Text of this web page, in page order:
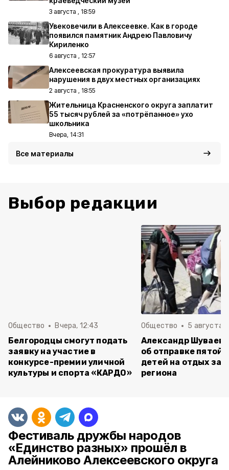
3 августа , 18:59
Увековечили в Алексеевке. Как в городе
появился памятник Андрею Павловичу
Кириленко
6 августа , 12:57
Алексеевская прокуратура выявила
нарушения в двух местных организациях
2 августа , 18:55
Жительница Красненского округа заплатит
55 тысяч рублей за «потрёпанное» ухо
школьника
Вчера, 14:31
Все материалы
Выбор редакции
Общество Вчера, 12:43
Белгородцы смогут подать
заявку на участие в
конкурсе-премии уличной
культуры и спорта «КАРДО»
Общество 5 августа ,
Александр Шуваев
об отправке пятой
детей на отдых за
региона
Фестиваль дружбы народов
«Единство разных» прошёл в
Алейниково Алексеевского округа